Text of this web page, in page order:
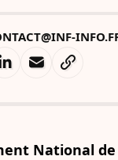
National